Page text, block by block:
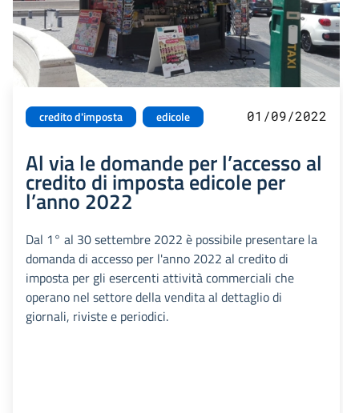
credito d'imposta edicole 01/09/2022
Al via le domande per l’accesso al
credito di imposta edicole per
l’anno 2022
Dal 1° al 30 settembre 2022 è possibile presentare la
domanda di accesso per l'anno 2022 al credito di
imposta per gli esercenti attività commerciali che
operano nel settore della vendita al dettaglio di
giornali, riviste e periodici.